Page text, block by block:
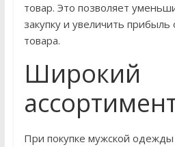
товар. Это позволяет
закупку и увеличить
товара.
Широкий
При покупке мужской